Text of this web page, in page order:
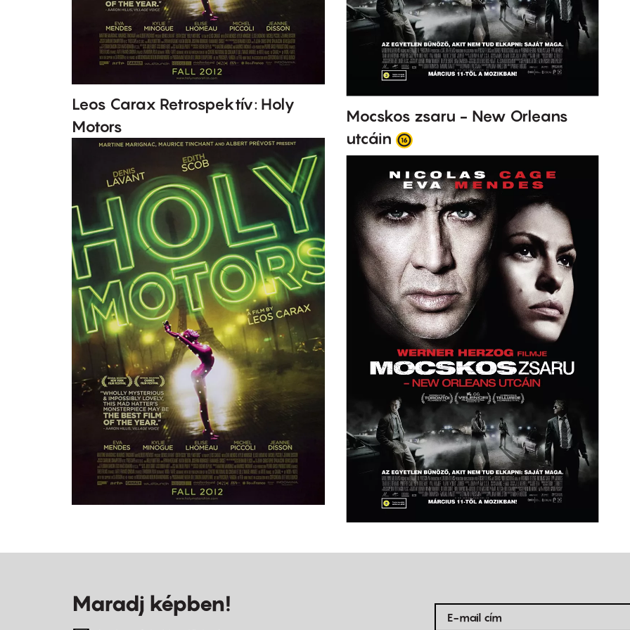
Leos Carax Retrospektív: Holy
Motors
Mocskos zsaru - New Orleans
utcáin
Maradj képben!